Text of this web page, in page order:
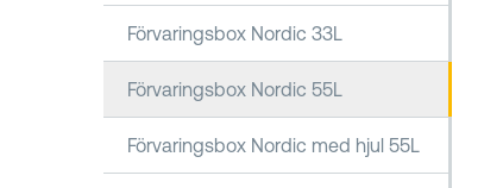
Förvaringsbox Nordic 33L
Förvaringsbox Nordic 55L
Förvaringsbox Nordic med hjul 55L